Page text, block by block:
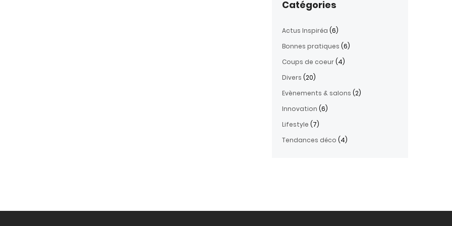
Catégories
Actus Inspiréa (6)
Bonnes pratiques (6)
Coups de coeur(4)
Divers (20)
Evènements & salons (2)
Innovation (6)
Lifestyle (7)
Tendances déco (4)